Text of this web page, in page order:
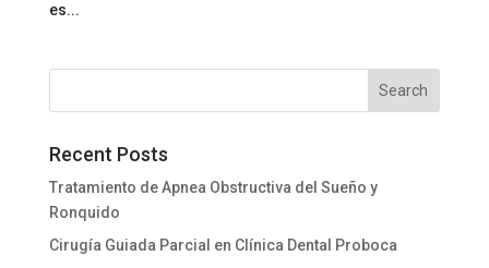
es...
Recent Posts
Tratamiento de Apnea Obstructiva del Sueño y
Ronquido
Cirugía Guiada Parcial en Clínica Dental Proboca